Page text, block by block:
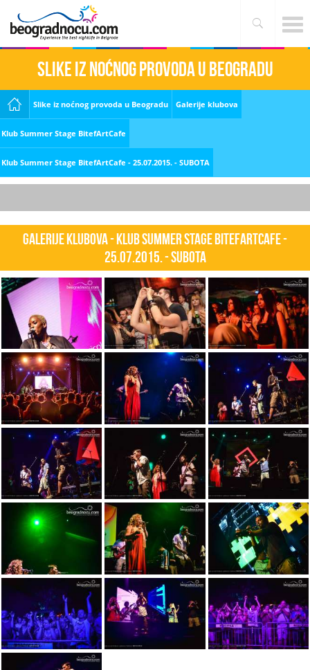
Slike iz noćnog provoda u Beogradu
Slike iz noćnog provoda u Beogradu Galerije klubova
Klub Summer Stage BitefArtCafe
Klub Summer Stage BitefArtCafe - 25.07.2015. - SUBOTA
Galerije klubova - Klub Summer Stage BitefArtCafe -
25.07.2015. - SUBOTA